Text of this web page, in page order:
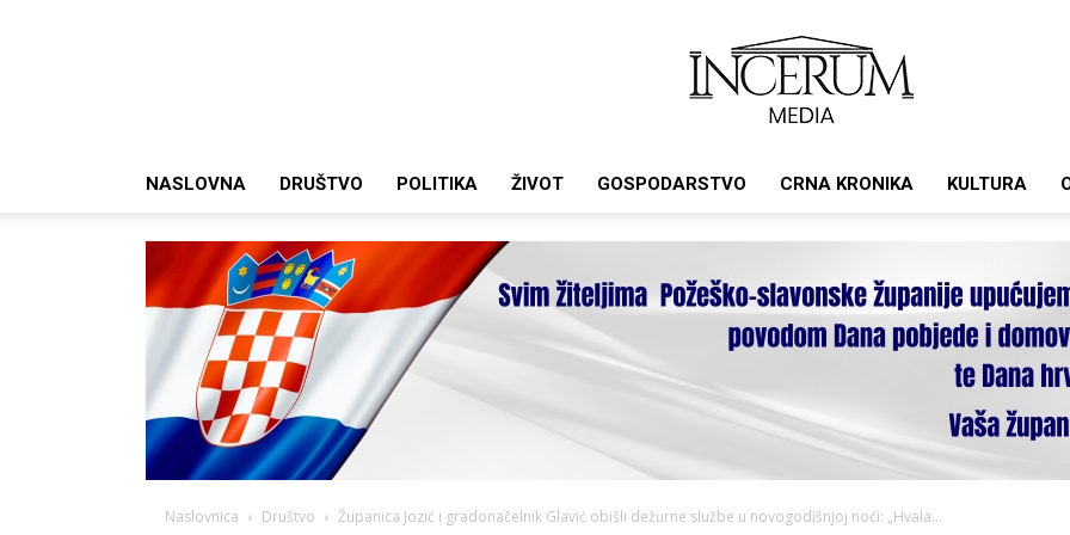
NASLOVNA DRUŠTVO POLITIKA ŽIVOT GOSPODARSTVO CRNA KRONIKA KULTURA
Naslovnica Društvo Županica Jozić i gradonačelnik Glavić obišli dežurne službe u novogodišnjoj noći: „Hvala...